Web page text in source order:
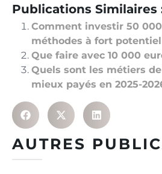
Publications Similaires
Comment investir 50
méthodes à fort potentiel
Que faire avec 10 000
Quels sont les métiers
mieux payés en 2025-
AUTRES